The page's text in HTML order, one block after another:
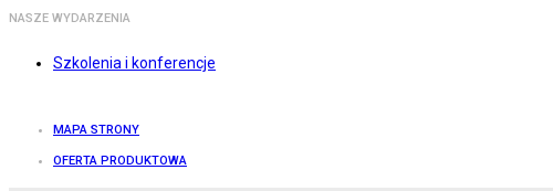
NASZE WYDARZENIA
Szkolenia i konferencje
MAPA STRONY
OFERTA PRODUKTOWA